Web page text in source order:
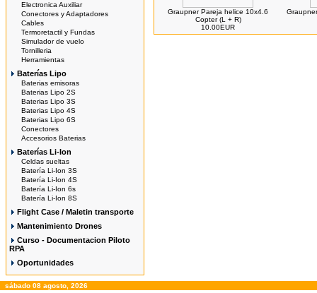
Electronica Auxiliar
Conectores y Adaptadores
Cables
Termoretactil y Fundas
Simulador de vuelo
Tornilleria
Herramientas
Baterías Lipo
Baterias emisoras
Baterias Lipo 2S
Baterias Lipo 3S
Baterias Lipo 4S
Baterias Lipo 6S
Conectores
Accesorios Baterias
Baterías Li-Ion
Celdas sueltas
Batería Li-Ion 3S
Batería Li-Ion 4S
Batería Li-Ion 6s
Batería Li-Ion 8S
Flight Case / Maletin transporte
Mantenimiento Drones
Curso - Documentacion Piloto
RPA
Oportunidades
Graupner Pareja helice 10x4.6
Copter (L + R)
10.00EUR
sábado 08 agosto, 2026